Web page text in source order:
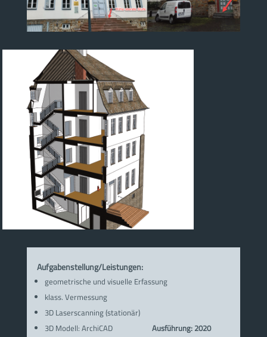
Aufgabenstellung/Leistungen:
geometrische und visuelle Erfassung
klass. Vermessung
3D Laserscanning (stationär)
3D Modell: ArchiCAD Ausführung: 2020